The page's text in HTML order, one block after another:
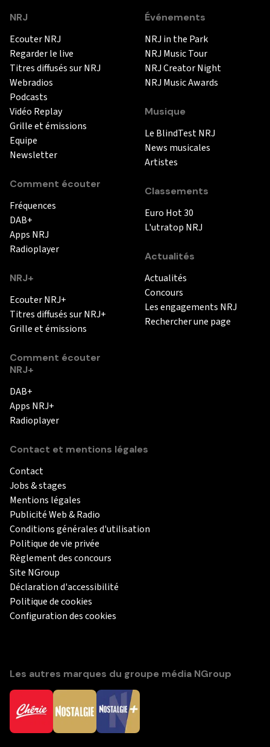
NRJ
Ecouter NRJ
Regarder le live
Titres diffusés sur NRJ
Webradios
Podcasts
Vidéo Replay
Grille et émissions
Equipe
Newsletter
Comment écouter
Fréquences
DAB+
Apps NRJ
Radioplayer
NRJ+
Ecouter NRJ+
Titres diffusés sur NRJ+
Grille et émissions
Comment écouter
NRJ+
DAB+
Apps NRJ+
Radioplayer
Événements
NRJ in the Park
NRJ Music Tour
NRJ Creator Night
NRJ Music Awards
Musique
Le BlindTest NRJ
News musicales
Artistes
Classements
Euro Hot 30
L'utratop NRJ
Actualités
Actualités
Concours
Les engagements NRJ
Rechercher une page
Contact et mentions légales
Contact
Jobs & stages
Mentions légales
Publicité Web & Radio
Conditions générales d'utilisation
Politique de vie privée
Règlement des concours
Site NGroup
Déclaration d'accessibilité
Politique de cookies
Configuration des cookies
Les autres marques du groupe média NGroup